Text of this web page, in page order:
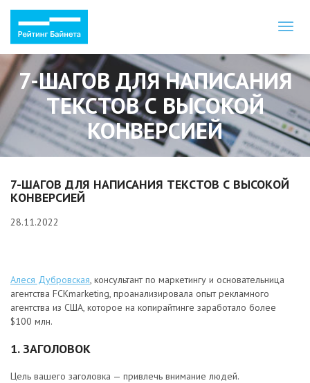
7-ШАГОВ ДЛЯ НАПИСАНИЯ
ТЕКСТОВ С ВЫСОКОЙ
КОНВЕРСИЕЙ
7-ШАГОВ ДЛЯ НАПИСАНИЯ ТЕКСТОВ С ВЫСОКОЙ
КОНВЕРСИЕЙ
28.11.2022
Алеся Дубровская, консультант по маркетингу и основательница
агентства FCKmarketing, проанализировала опыт рекламного
агентства из США, которое на копирайтинге заработало более
$100 млн.
1. ЗАГОЛОВОК
Цель вашего заголовка — привлечь внимание людей.